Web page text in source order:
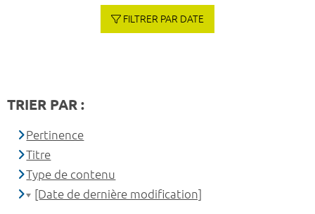
FILTRER PAR DATE
TRIER PAR :
Pertinence
Titre
Type de contenu
[Date de dernière modification]